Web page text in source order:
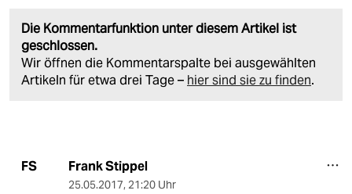
Die Kommentarfunktion unter diesem Artikel ist
geschlossen.
Wir öffnen die Kommentarspalte bei ausgewählten
Artikeln für etwa drei Tage – hier sind sie zu finden.
FS Frank Stippel
25.05.2017, 21:20 Uhr